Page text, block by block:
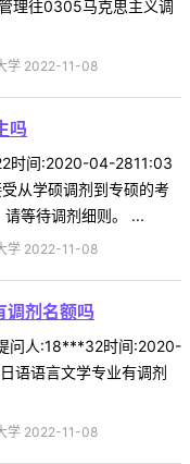
理往0305马克思主义调
学 2022-11-08
吗
时间:2020-04-2811:03
从学硕调剂到专硕的考
等待调剂细则。 ...
学 2022-11-08
调剂名额吗
问人:18***32时间:2020-
语语言文学专业有调剂
学 2022-11-08